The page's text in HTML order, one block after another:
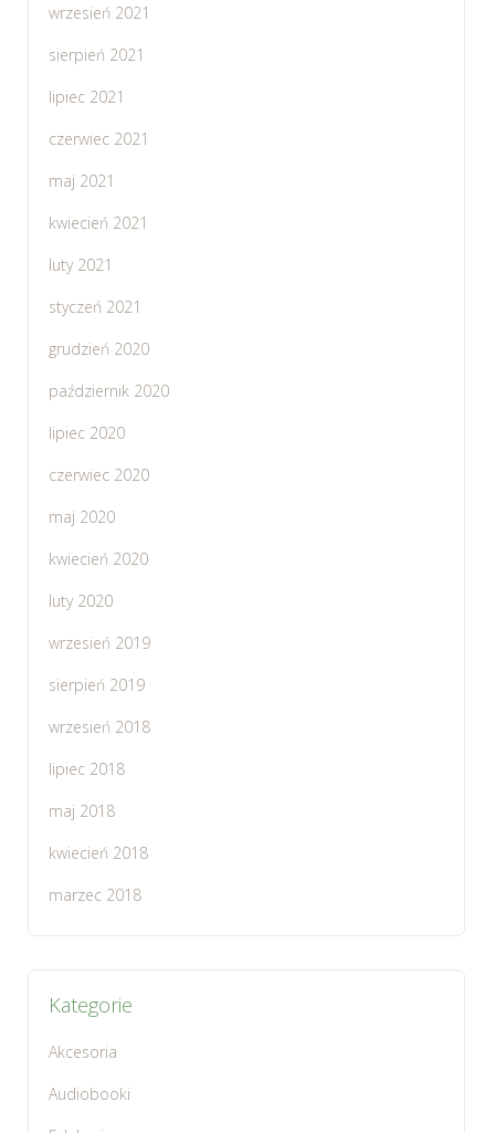
wrzesień 2021
sierpień 2021
lipiec 2021
czerwiec 2021
maj 2021
kwiecień 2021
luty 2021
styczeń 2021
grudzień 2020
październik 2020
lipiec 2020
czerwiec 2020
maj 2020
kwiecień 2020
luty 2020
wrzesień 2019
sierpień 2019
wrzesień 2018
lipiec 2018
maj 2018
kwiecień 2018
marzec 2018
Kategorie
Akcesoria
Audiobooki